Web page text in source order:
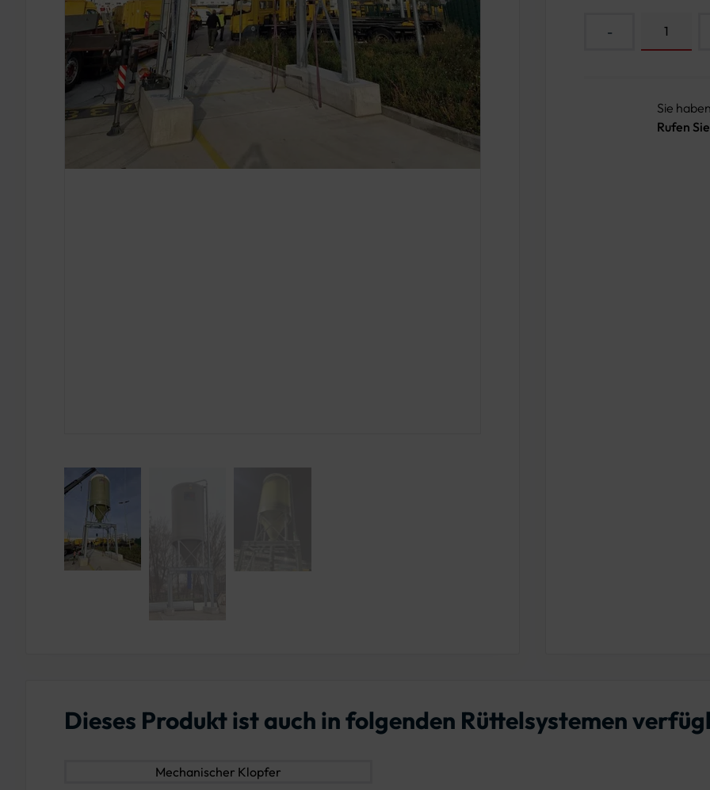
-
Sie
Rufen
Dieses Produkt ist auch in folgenden Rüttelsystemen
Mechanischer Klopfer